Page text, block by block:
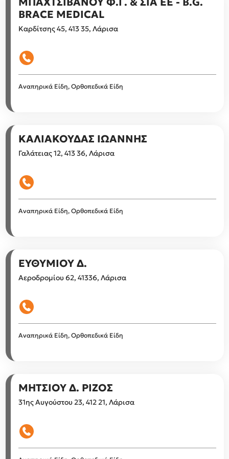
BRACE MEDICAL
Καρδίτσης 45, 413 35, Λάρισα
Αναπηρικά Είδη, Ορθοπεδικά Είδη
ΚΑΛΙΑΚΟΥΔΑΣ ΙΩΑΝΝΗΣ
Γαλάτειας 12, 413 36, Λάρισα
Αναπηρικά Είδη, Ορθοπεδικά Είδη
ΕΥΘΥΜΙΟΥ Δ.
Αεροδρομίου 62, 41336, Λάρισα
Αναπηρικά Είδη, Ορθοπεδικά Είδη
ΜΗΤΣΙΟΥ Δ. ΡΙΖΟΣ
31ης Αυγούστου 23, 412 21, Λάρισα